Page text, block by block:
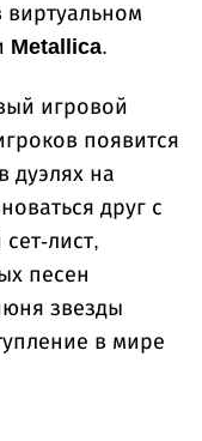
виртуальном
Metallica.
игровой
появится
дуэлях на
друг с
лист,
песен
звезды
в мире